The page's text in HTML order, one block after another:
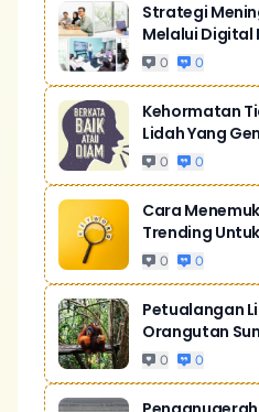
Strategi
Melalui Digital
0 0
Kehormatan
Lidah Yang
0 0
Cara
Trending Untuk
0 0
Petualangan
Orangutan
0 0